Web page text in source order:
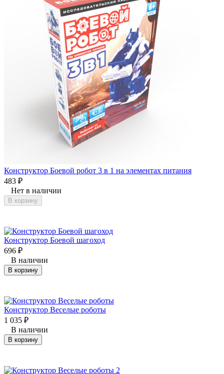
Конструктор Боевой робот 3 в 1 на элементах питания
483 ₽
Нет в наличии
В корзину
Конструктор Боевой шагоход
696 ₽
В наличии
В корзину
Конструктор Веселые роботы
1 035 ₽
В наличии
В корзину